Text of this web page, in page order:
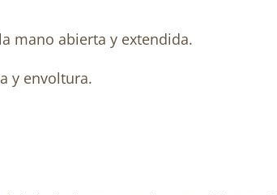
mano abierta y extendida.
y envoltura.